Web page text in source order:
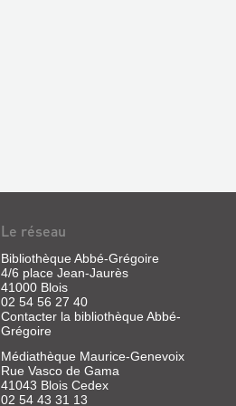
Le réseau
Bibliothèque Abbé-Grégoire
4/6 place Jean-Jaurès
41000 Blois
02 54 56 27 40
Contacter la bibliothèque Abbé-
Grégoire
Médiathèque Maurice-Genevoix
Rue Vasco de Gama
41043 Blois Cedex
02 54 43 31 13